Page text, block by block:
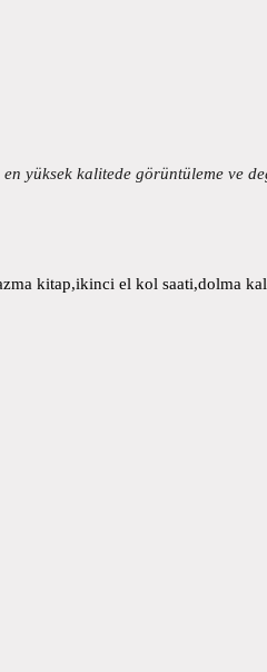
yüksek kalitede görüntüleme ve
kitap,ikinci el kol saati,dolma